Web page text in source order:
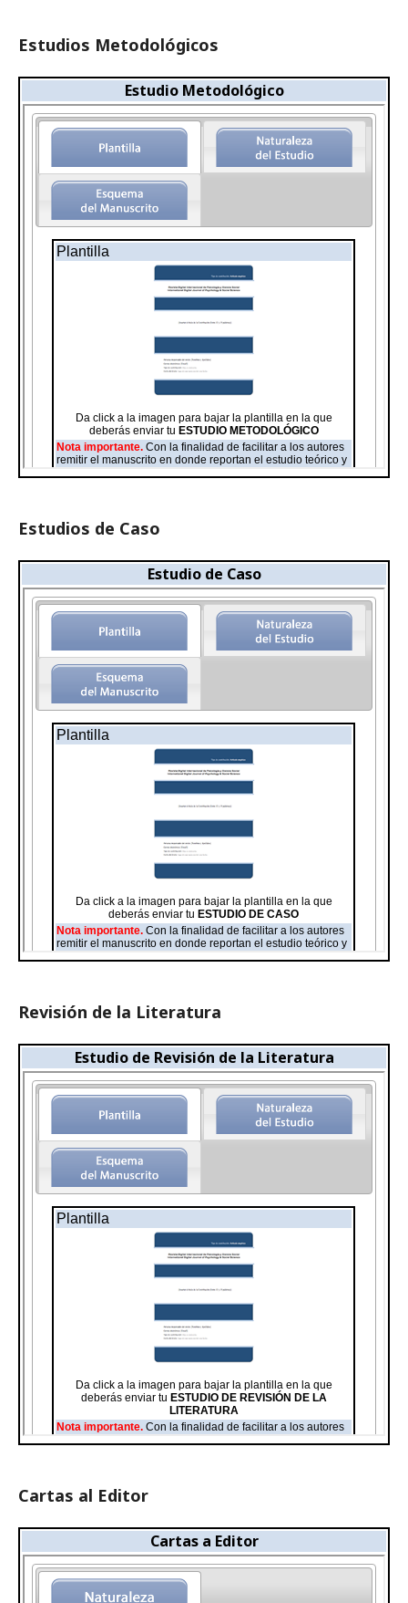
Estudios Metodológicos
Estudio Metodológico
Estudios de Caso
Estudio de Caso
Revisión de la Literatura
Estudio de Revisión de la Literatura
Cartas al Editor
Cartas a Editor